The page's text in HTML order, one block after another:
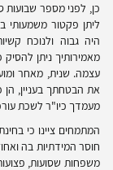
כן, לפני מספר שבועות
היה גבוה ולנוכח
מאמירותיך ניתן
עצמה. שנית, מאחר
את הבטחתך בעניין,
מעמדך כיו"ר לשכת
חוסר המידתיות בה
משפחות שסועות,